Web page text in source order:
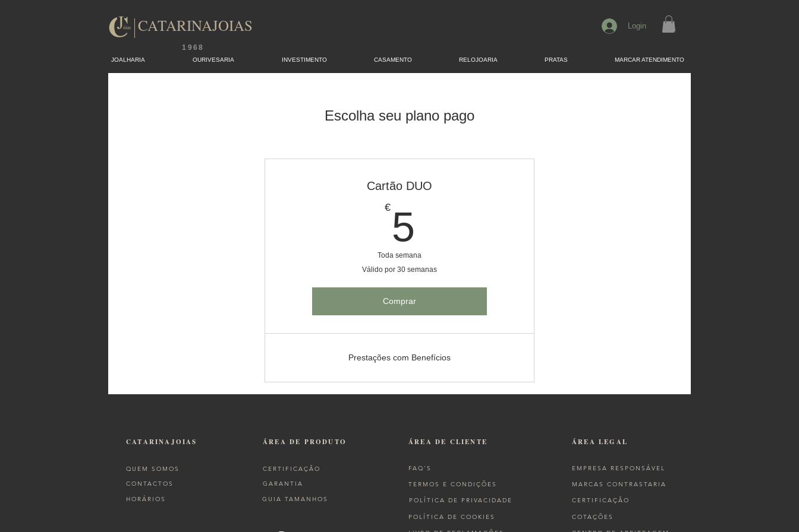
CATARINAJOIAS
1968
Login
JOALHARIA OURIVESARIA INVESTIMENTO CASAMENTO RELOJOARIA PRATAS MARCAR ATENDIMENTO
Escolha seu plano pago
Cartão DUO
€ 5
Toda semana
Válido por 30 semanas
Comprar
Prestações com Benefícios
CATARINAJOIAS
QUEM SOMOS
CONTACTOS
HORÁRIOS
ÁREA DE PRODUTO
CERTIFICAÇÃO
GARANTIA
GUIA TAMANHOS
ÁREA DE CLIENTE
FAQ'S
TERMOS E CONDIÇÕES
POLÍTICA DE PRIVACIDADE
POLÍTICA DE COOKIES
ÁREA LEGAL
EMPRESA RESPONSÁVEL
MARCAS CONTRASTARIA
CERTIFICAÇÃO
COTAÇÕES